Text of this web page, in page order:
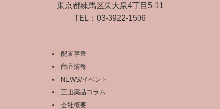
東京都練馬区東大泉4丁目5-11
TEL： 03-3922-1506
配置事業
商品情報
NEWS/イベント
三山薬品コラム
会社概要